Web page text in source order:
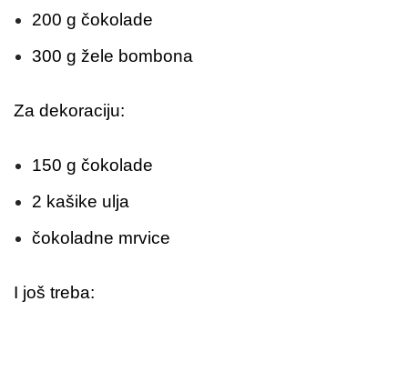
200 g čokolade
300 g žele bombona
Za dekoraciju:
150 g čokolade
2 kašike ulja
čokoladne mrvice
I još treba: